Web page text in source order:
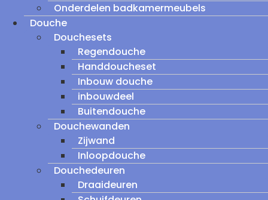
Onderdelen badkamermeubels
Douche
Douchesets
Regendouche
Handdoucheset
Inbouw douche
inbouwdeel
Buitendouche
Douchewanden
Zijwand
Inloopdouche
Douchedeuren
Draaideuren